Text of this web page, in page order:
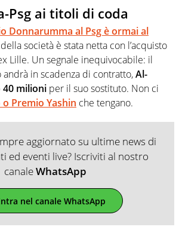
Psg ai titoli di coda
Donnarumma al Psg è ormai al
società è stata netta con l’acquisto
Lille. Un segnale inequivocabile: il
in scadenza di contratto,Al-
40 milioni per il suo sostituto. Non ci
o Premio Yashin che tengano.
aggiornato su ultime news di
ed eventi live? Iscriviti al nostro
canaleWhatsApp
nel canale WhatsApp